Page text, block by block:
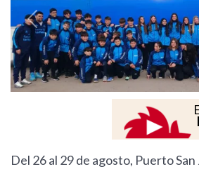
Previous
Del 26 al 29 de agosto, Puerto